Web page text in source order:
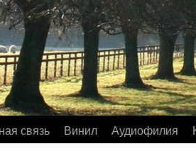
связь Винил Аудиофилия